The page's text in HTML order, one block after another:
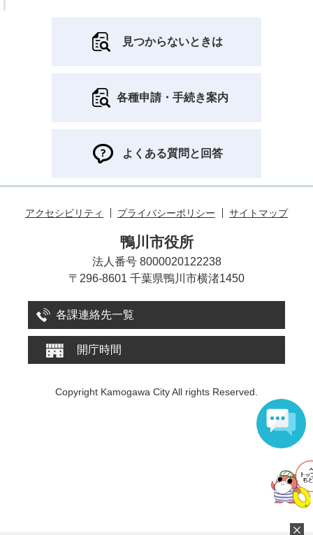
見つからないときは
各種申請・手続き案内
よくある質問と回答
アクセシビリティ プライバシーポリシー サイトマップ
鴨川市役所
法人番号 8000020122238
〒296-8601 千葉県鴨川市横渚1450
各課連絡先一覧
開庁時間
Copyright Kamogawa City All rights Reserved.